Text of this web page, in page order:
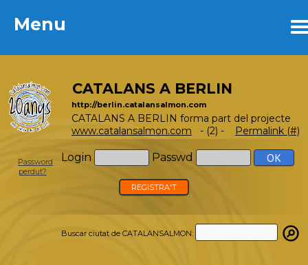
Menu
CATALANS A BERLIN
http://berlin.catalansalmon.com
CATALANS A BERLIN forma part del projecte
www.catalansalmon.com - (2) - Permalink (#)
Login Passwd
Password
perdut?
REGISTRA'T
Buscar ciutat de CATALANSALMON:
Menu